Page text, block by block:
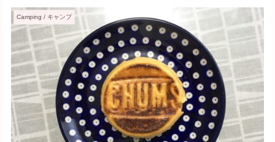
Camping / キャンプ